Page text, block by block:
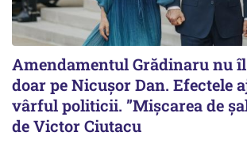
Amendamentul Grădinaru nu
doar pe Nicușor Dan. Efectele
vârful politicii. ”Mișcarea de
de Victor Ciutacu